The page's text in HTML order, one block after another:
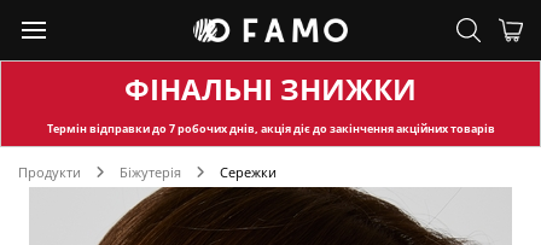
ФІНАЛЬНІ ЗНИЖКИ
Термін відправкидо 7 робочих днів, акція діє до закінчення акційних товарів
Продукти Біжутерія Сережки